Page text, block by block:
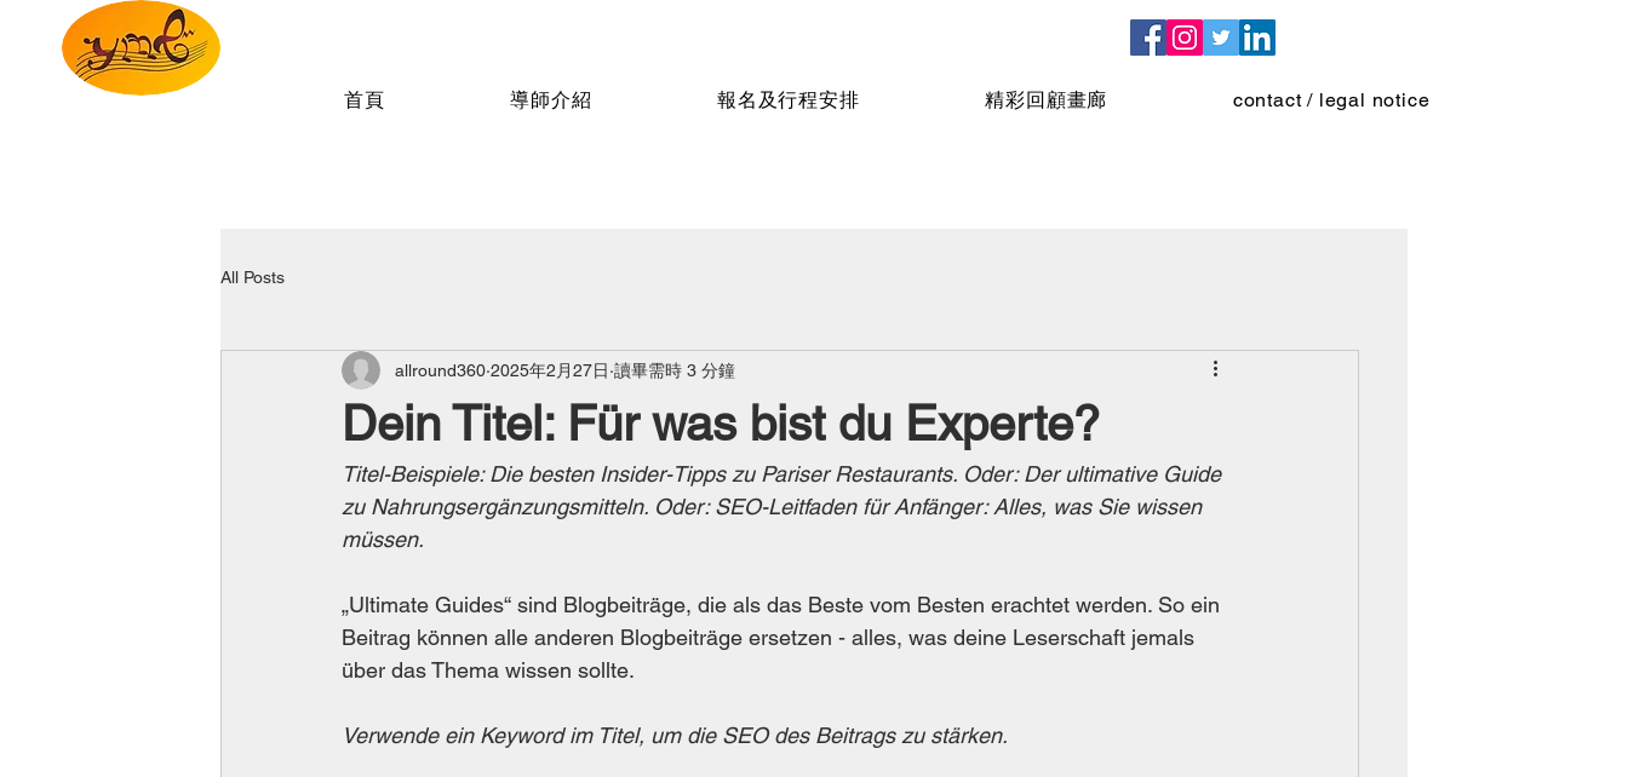
首頁 導師介紹 報名及行程安排 精彩回顧畫廊 contact / legal notice
All Posts
Dein Titel: Für was bist du Experte?
allround360 2025年2月27日 讀畢需時 3 分鐘
Titel-Beispiele: Die besten Insider-Tipps zu Pariser Restaurants. Oder: Der ultimative Guide
zu Nahrungsergänzungsmitteln. Oder: SEO-Leitfaden für Anfänger: Alles, was Sie wissen
müssen.
„Ultimate Guides“ sind Blogbeiträge, die als das Beste vom Besten erachtet werden. So ein
Beitrag können alle anderen Blogbeiträge ersetzen - alles, was deine Leserschaft jemals
über das Thema wissen sollte.
Verwende ein Keyword im Titel, um die SEO des Beitrags zu stärken.